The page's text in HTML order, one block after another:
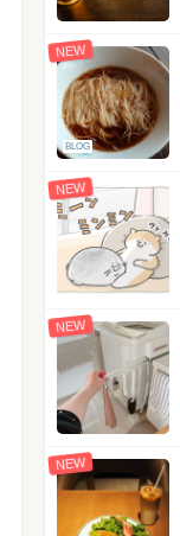
NEW
BLOG
NEW
NEW
NEW